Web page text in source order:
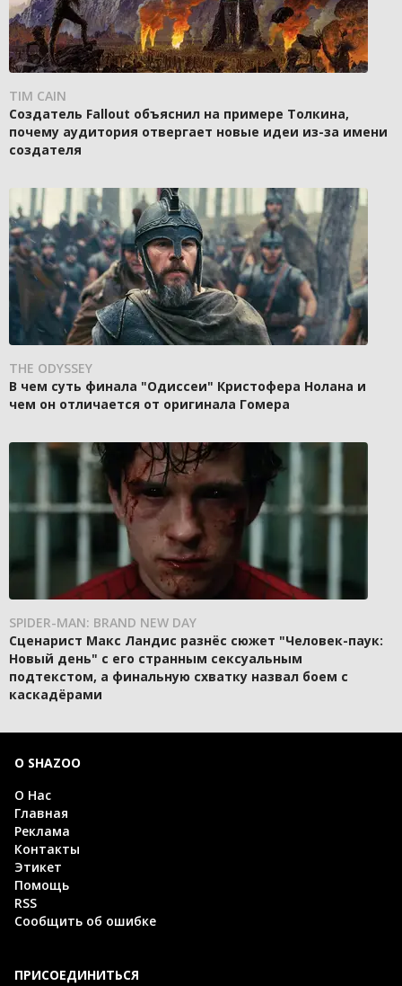
TIM CAIN
Создатель Fallout объяснил на примере Толкина,
почему аудитория отвергает новые идеи из-за имени
создателя
THE ODYSSEY
В чем суть финала "Одиссеи" Кристофера Нолана и
чем он отличается от оригинала Гомера
SPIDER-MAN: BRAND NEW DAY
Сценарист Макс Ландис разнёс сюжет "Человек-паук:
Новый день" с его странным сексуальным
подтекстом, а финальную схватку назвал боем с
каскадёрами
О SHAZOO
О Нас
Главная
Реклама
Контакты
Этикет
Помощь
RSS
Сообщить об ошибке
ПРИСОЕДИНИТЬСЯ